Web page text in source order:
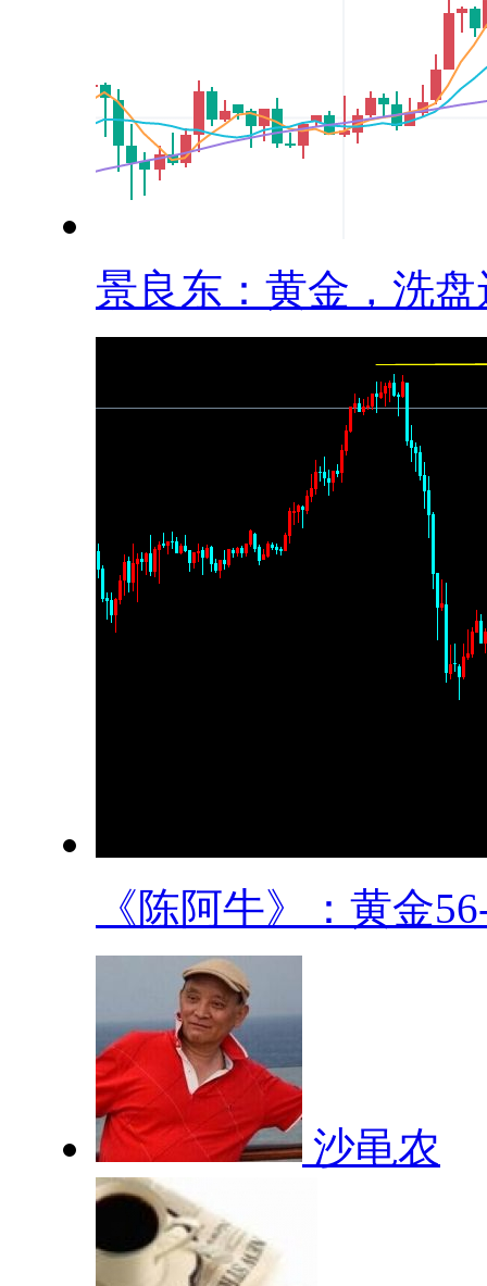
景良东：黄金，洗盘
《陈阿牛》：黄金
沙黾农